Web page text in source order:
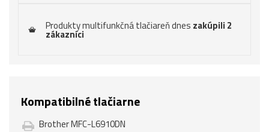
Produkty multifunkčná tlačiareň dnes zakúpili 2
zákazníci
Kompatibilné tlačiarne
Brother MFC-L6910DN